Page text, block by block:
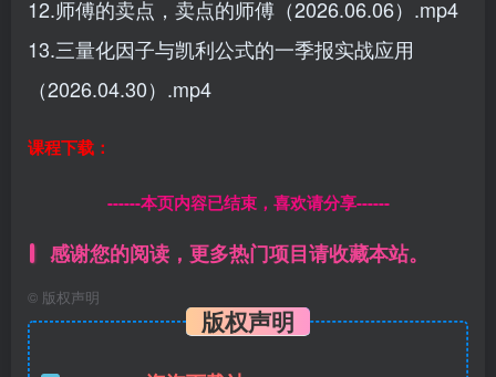
12.师傅的卖点，卖点的师傅（2026.06.06）.mp4
13.三量化因子与凯利公式的一季报实战应用
（2026.04.30）.mp4
课程下载：
------本页内容已结束，喜欢请分享------
感谢您的阅读，更多热门项目请收藏本站。
© 版权声明
版权声明